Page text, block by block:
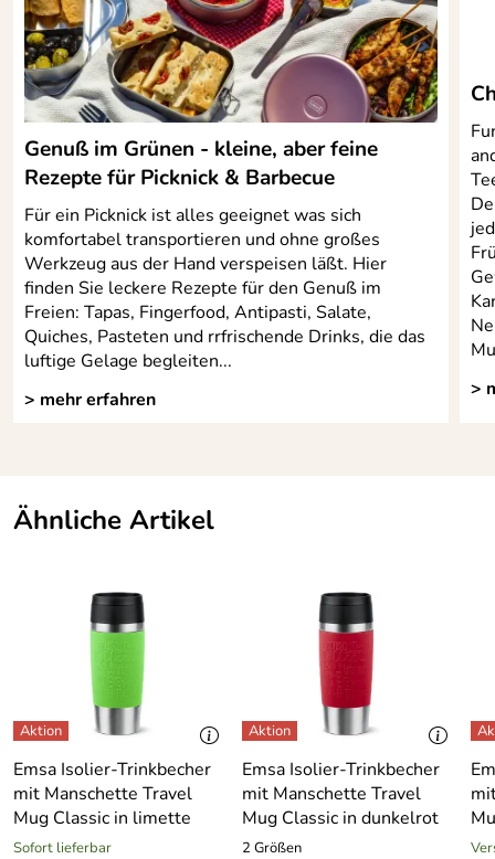
Hersteller: GROUPE SEB WMF CONSUMER GMBH,
WMF Platz 1, 73312 Geislingen, info@emsa.de
Genuß im Grünen - kleine, aber feine
Rezepte für Picknick & Barbecue
Für ein Picknick ist alles geeignet was sich
komfortabel transportieren und ohne großes
Werkzeug aus der Hand verspeisen läßt. Hier
finden Sie leckere Rezepte für den Genuß im
Freien: Tapas, Fingerfood, Antipasti, Salate,
Quiches, Pasteten und rrfrischende Drinks, die das
luftige Gelage begleiten...
> mehr erfahren
>
Ähnliche Artikel
Emsa Isolier-Trinkbecher
mit Manschette Travel
Mug Classic in limette
Sofort lieferbar
Emsa Isolier-Trinkbecher
mit Manschette Travel
Mug Classic in dunkelrot
2 Größen